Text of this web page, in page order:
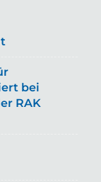
bei
RAK